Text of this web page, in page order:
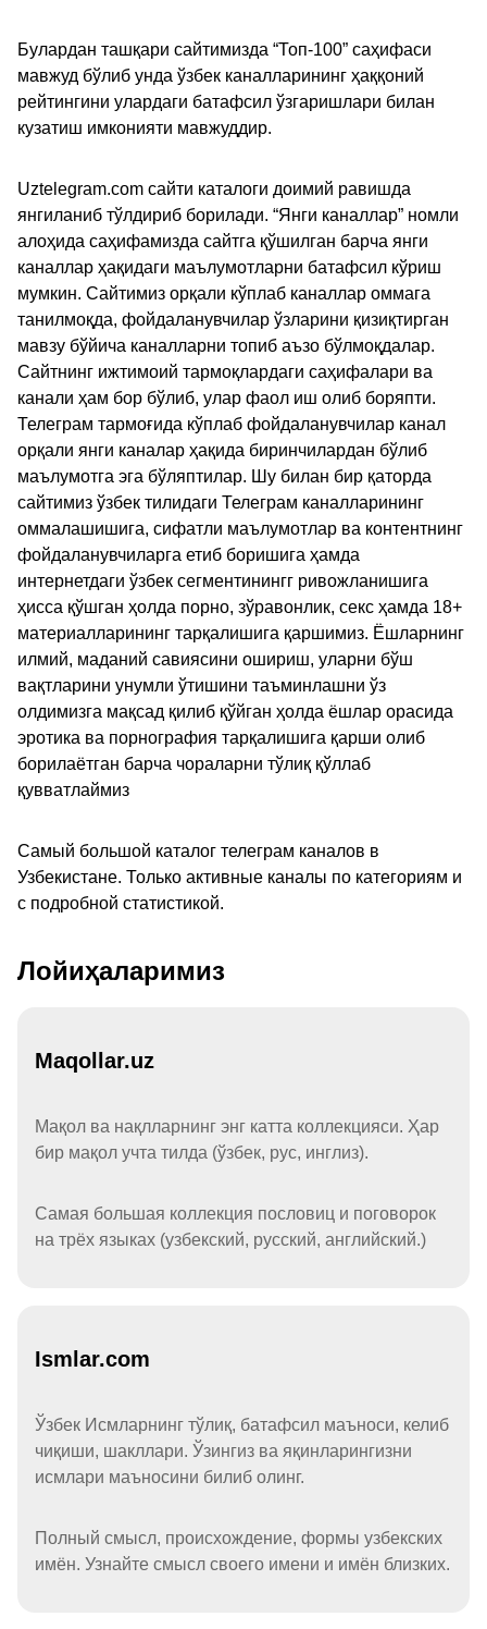
Булардан ташқари сайтимизда “Топ-100” саҳифаси
мавжуд бўлиб унда ўзбек каналларининг ҳаққоний
рейтингини улардаги батафсил ўзгаришлари билан
кузатиш имконияти мавжуддир.
Uztelegram.com сайти каталоги доимий равишда
янгиланиб тўлдириб борилади. “Янги каналлар” номли
алоҳида саҳифамизда сайтга қўшилган барча янги
каналлар ҳақидаги маълумотларни батафсил кўриш
мумкин. Сайтимиз орқали кўплаб каналлар оммага
танилмоқда, фойдаланувчилар ўзларини қизиқтирган
мавзу бўйича каналларни топиб аъзо бўлмоқдалар.
Сайтнинг ижтимоий тармоқлардаги саҳифалари ва
канали ҳам бор бўлиб, улар фаол иш олиб боряпти.
Телеграм тармоғида кўплаб фойдаланувчилар канал
орқали янги каналар ҳақида биринчилардан бўлиб
маълумотга эга бўляптилар. Шу билан бир қаторда
сайтимиз ўзбек тилидаги Телеграм каналларининг
оммалашишига, сифатли маълумотлар ва контентнинг
фойдаланувчиларга етиб боришига ҳамда
интернетдаги ўзбек сегментинингг ривожланишига
ҳисса қўшган ҳолда порно, зўравонлик, секс ҳамда 18+
материалларининг тарқалишига қаршимиз. Ёшларнинг
илмий, маданий савиясини ошириш, уларни бўш
вақтларини унумли ўтишини таъминлашни ўз
олдимизга мақсад қилиб қўйган ҳолда ёшлар орасида
эротика ва порнография тарқалишига қарши олиб
борилаётган барча чораларни тўлиқ қўллаб
қувватлаймиз
Самый большой каталог телеграм каналов в
Узбекистане. Только активные каналы по категориям и
с подробной статистикой.
Лойиҳаларимиз
Maqollar.uz
Мақол ва нақлларнинг энг катта коллекцияси. Ҳар
бир мақол учта тилда (ўзбек, рус, инглиз).
Самая большая коллекция пословиц и поговорок
на трёх языках (узбекский, русский, английский.)
Ismlar.com
Ўзбек Исмларнинг тўлиқ, батафсил маъноси, келиб
чиқиши, шакллари. Ўзингиз ва яқинларингизни
исмлари маъносини билиб олинг.
Полный смысл, происхождение, формы узбекских
имён. Узнайте смысл своего имени и имён близких.